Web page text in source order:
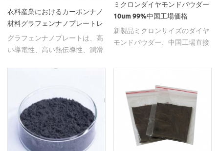
衣料産業におけるカーボンナノ
材料グラフェンナノプレートレ
ット
グラフェンナノプレートは、高
い導電性、高い熱伝導性、潤滑
ミクロンダイヤモンドパウダー
10um 99%中国工場価格
新製品ミクロンサイズのダイヤ
モンドパウダー、中国工場直接
合わせを歓迎します。